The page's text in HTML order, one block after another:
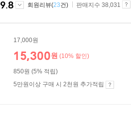
9.8 회원리뷰(23건) 판매지수 38,031
17,000원
15,300원 (10% 할인)
850원 (5% 적립)
5만원이상 구매 시 2천원 추가적립